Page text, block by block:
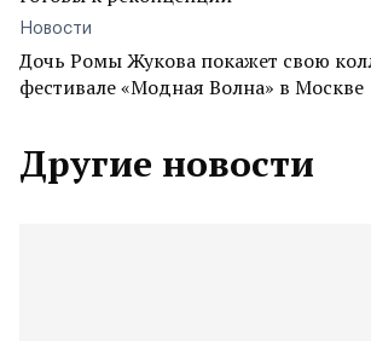
Новости
Дочь Ромы Жукова покажет свою
фестивале «Модная Волна» в Москве
Другие новости